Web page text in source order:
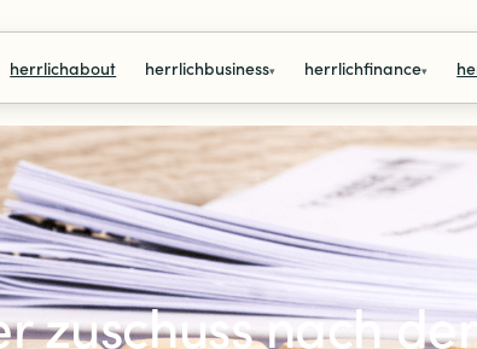
herrlichabout herrlichbusiness▾ herrlichfinance▾
zuschuss nach der